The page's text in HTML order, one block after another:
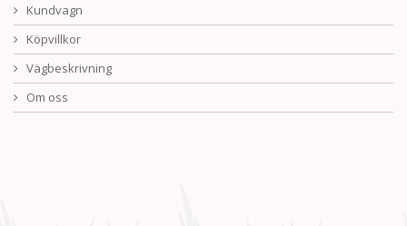
Kundvagn
Köpvillkor
Vägbeskrivning
Om oss